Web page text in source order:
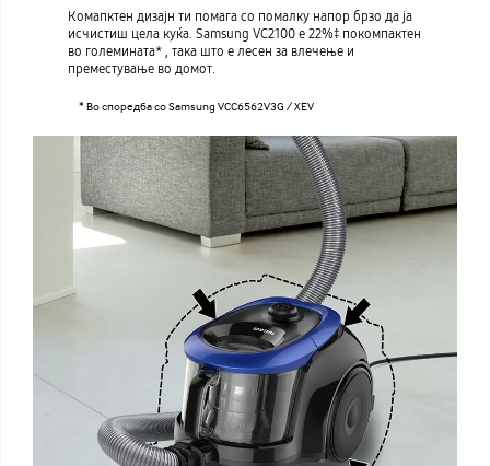
Комапктен дизајн ти помага со помалку напор брзо да ја
исчистиш цела куќа. Samsung VC2100 е 22%‡ покомпактен
во големината* , така што е лесен за влечење и
преместување во домот.
* Во споредба со Samsung VCC6562V3G / XEV